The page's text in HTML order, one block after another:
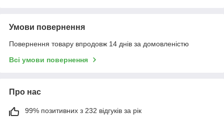
Умови повернення
Повернення товару впродовж 14 днів за домовленістю
Всі умови повернення
Про нас
99% позитивних з 232 відгуків за рік